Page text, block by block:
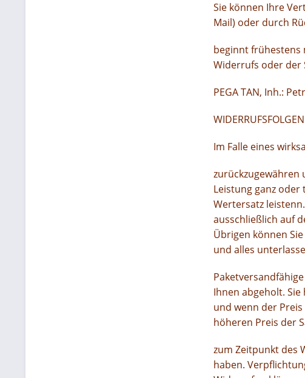
Sie können Ihre
Mail) oder durch
beginnt frühestens
Widerrufs oder der
PEGA TAN, Inh.:
WIDERRUFSFOLGEN
Im Falle eines
zurückzugewähren
Leistung ganz
Wertersatz
ausschließlich auf
Übrigen können
und alles
Ihnen abgeholt.
und wenn der
höheren Preis der
zum Zeitpunkt des
haben.